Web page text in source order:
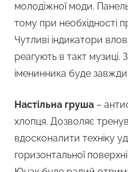
молодіжної моди.
тому при необхідності
Чутливі індикатори
реагують в такт
іменинника буде
Настільна груша –
хлопця. Дозволяє
вдосконалити техніку
горизонтальної